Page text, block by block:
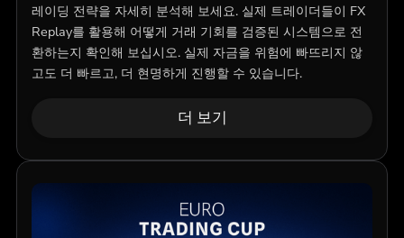
레이딩 전략을 자세히 분석해 보세요. 실제 트레이더들이 FX
Replay를 활용해 어떻게 거래 기회를 검증된 시스템으로 전
환하는지 확인해 보십시오. 실제 자금을 위험에 빠뜨리지 않
고도 더 빠르고, 더 현명하게 진행할 수 있습니다.
더 보기